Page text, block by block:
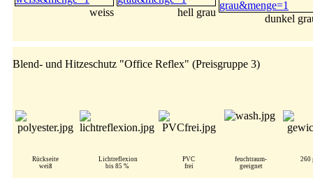
weiss hell grau
dunkel
Blend- und Hitzeschutz "Office Reflex" (Preisgruppe 3)
Rückseite
weiß
Lichtreflexion
bis 85 %
PVC
frei
feuchtraum-
geeignet
260